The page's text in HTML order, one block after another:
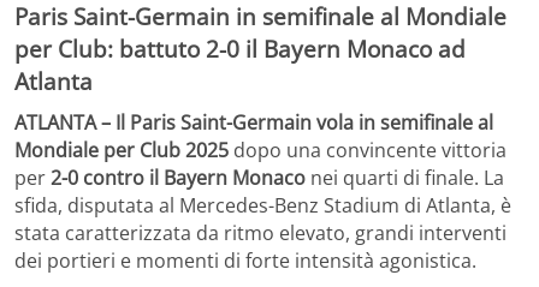
Paris Saint-Germain in semifinale al Mondiale
per Club: battuto 2-0 il Bayern Monaco ad
Atlanta
ATLANTA – Il Paris Saint-Germain vola in semifinale al
Mondiale per Club 2025 dopo una convincente vittoria
per2-0 contro il Bayern Monaco nei quarti di finale. La
sfida, disputata al Mercedes-Benz Stadium di Atlanta, è
stata caratterizzata da ritmo elevato, grandi interventi
dei portieri e momenti di forte intensità agonistica.